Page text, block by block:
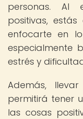
personas. Al
positivas,
enfocarte en
especialmente
estrés y
Además,
permitirá tener
las cosas